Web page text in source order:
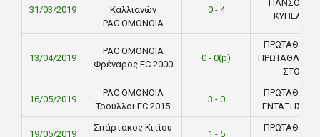
31/03/2019
Καλλιανών
PAC ΟΜΟΝΟΙΑ
0 - 4
ΠΑΝΣΟΛΕΙΟ
ΚΥΠΕΛΛΟ
13/04/2019
PAC ΟΜΟΝΟΙΑ
Φρέναρος FC 2000
0 - 0(p)
ΣΤΟΚ
16/05/2019
PAC ΟΜΟΝΟΙΑ
Τρούλλοι FC 2015
3 - 0
ΕΝΤΑΞΗΣ
19/05/2019
Σπάρτακος Κιτίου
1 - 5